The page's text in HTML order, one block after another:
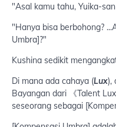
"Asal kamu tahu, Yuika-
"Hanya bisa berbohong?
Umbra]?"
Kushina sedikit
Di mana ada cahaya (Lux),
Bayangan dari 《Talent
seseorang sebagai